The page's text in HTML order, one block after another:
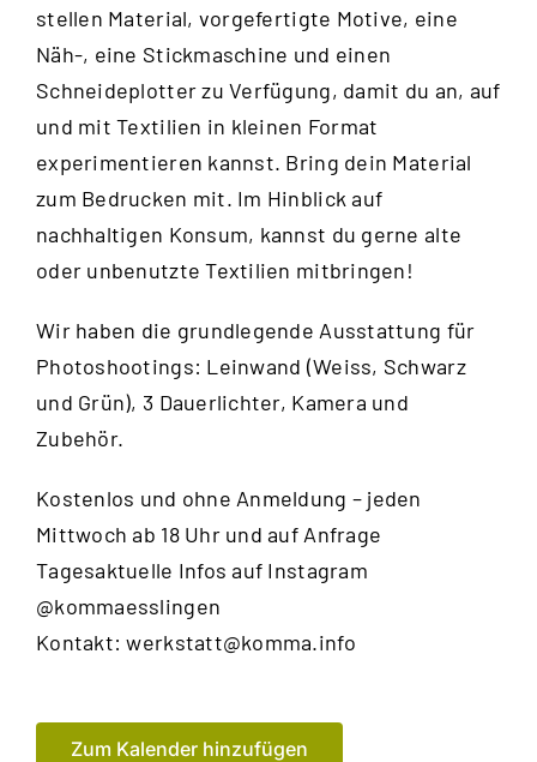
stellen Material, vorgefertigte Motive, eine
Näh-, eine Stickmaschine und einen
Schneideplotter zu Verfügung, damit du an, auf
und mit Textilien in kleinen Format
experimentieren kannst. Bring dein Material
zum Bedrucken mit. Im Hinblick auf
nachhaltigen Konsum, kannst du gerne alte
oder unbenutzte Textilien mitbringen!
Wir haben die grundlegende Ausstattung für
Photoshootings: Leinwand (Weiss, Schwarz
und Grün), 3 Dauerlichter, Kamera und
Zubehör.
Kostenlos und ohne Anmeldung – jeden
Mittwoch ab 18 Uhr und auf Anfrage
Tagesaktuelle Infos auf Instagram
@kommaesslingen
Kontakt:werkstatt@komma.info
Zum Kalender hinzufügen